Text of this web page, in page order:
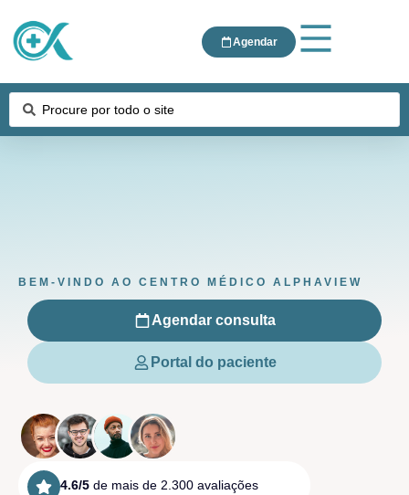
Agendar
BEM-VINDO AO CENTRO MÉDICO ALPHAVIEW
Agendar consulta
Portal do paciente
4.6/5 de mais de 2.300 avaliações